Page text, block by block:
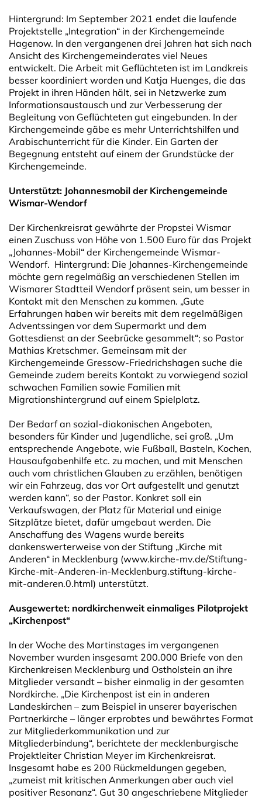
Hintergrund: Im September 2021 endet die laufende
Projektstelle „Integration“ in der Kirchengemeinde
Hagenow. In den vergangenen drei Jahren hat sich nach
Ansicht des Kirchengemeinderates viel Neues
entwickelt. Die Arbeit mit Geflüchteten ist im Landkreis
besser koordiniert worden und Katja Huenges, die das
Projekt in ihren Händen hält, sei in Netzwerke zum
Informationsaustausch und zur Verbesserung der
Begleitung von Geflüchteten gut eingebunden. In der
Kirchengemeinde gäbe es mehr Unterrichtshilfen und
Arabischunterricht für die Kinder. Ein Garten der
Begegnung entsteht auf einem der Grundstücke der
Kirchengemeinde.
Unterstützt: Johannesmobil der Kirchengemeinde
Wismar-Wendorf
Der Kirchenkreisrat gewährte der Propstei Wismar
einen Zuschuss von Höhe von 1.500 Euro für das Projekt
„Johannes-Mobil“ der Kirchengemeinde Wismar-
Wendorf. Hintergrund: Die Johannes-Kirchengemeinde
möchte gern regelmäßig an verschiedenen Stellen im
Wismarer Stadtteil Wendorf präsent sein, um besser in
Kontakt mit den Menschen zu kommen. „Gute
Erfahrungen haben wir bereits mit dem regelmäßigen
Adventssingen vor dem Supermarkt und dem
Gottesdienst an der Seebrücke gesammelt“; so Pastor
Mathias Kretschmer. Gemeinsam mit der
Kirchengemeinde Gressow-Friedrichshagen suche die
Gemeinde zudem bereits Kontakt zu vorwiegend sozial
schwachen Familien sowie Familien mit
Migrationshintergrund auf einem Spielplatz.
Der Bedarf an sozial-diakonischen Angeboten,
besonders für Kinder und Jugendliche, sei groß. „Um
entsprechende Angebote, wie Fußball, Basteln, Kochen,
Hausaufgabenhilfe etc. zu machen, und mit Menschen
auch vom christlichen Glauben zu erzählen, benötigen
wir ein Fahrzeug, das vor Ort aufgestellt und genutzt
werden kann“, so der Pastor. Konkret soll ein
Verkaufswagen, der Platz für Material und einige
Sitzplätze bietet, dafür umgebaut werden. Die
Anschaffung des Wagens wurde bereits
dankenswerterweise von der Stiftung „Kirche mit
Anderen“ in Mecklenburg (www.kirche-mv.de/Stiftung-
Kirche-mit-Anderen-in-Mecklenburg.stiftung-kirche-
mit-anderen.0.html) unterstützt.
Ausgewertet: nordkirchenweit einmaliges Pilotprojekt
„Kirchenpost“
In der Woche des Martinstages im vergangenen
November wurden insgesamt 200.000 Briefe von den
Kirchenkreisen Mecklenburg und Ostholstein an ihre
Mitglieder versandt – bisher einmalig in der gesamten
Nordkirche. „Die Kirchenpost ist ein in anderen
Landeskirchen – zum Beispiel in unserer bayerischen
Partnerkirche – länger erprobtes und bewährtes Format
zur Mitgliederkommunikation und zur
Mitgliederbindung“, berichtete der mecklenburgische
Projektleiter Christian Meyer im Kirchenkreisrat.
Insgesamt habe es 200 Rückmeldungen gegeben,
„zumeist mit kritischen Anmerkungen aber auch viel
positiver Resonanz“. Gut 30 angeschriebene Mitglieder